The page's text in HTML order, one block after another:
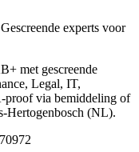
experts voor
met gescreende
Legal, IT,
via bemiddeling of
Hertogenbosch (NL).